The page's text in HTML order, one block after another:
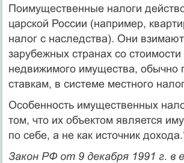
Поимущественные налоги
царской России (на­пример,
налог с наследства). Они
зарубежных странах со
недвижимого иму­щества, обычно
ставкам, в системе местного
Особенность имущественных
том, что их объ­ектом является
по себе, а не как источник
Закон РФ от 9 декабря 1991 г. в